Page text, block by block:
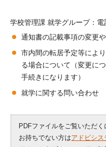
学校管理課 就学グループ：
通知書の記載事項の変更
市内間の転居予定等によ
る場合について（変更に
手続きになります）
就学に関する問い合わせ
PDFファイルをご覧いただく
お持ちでない方はアドビシ